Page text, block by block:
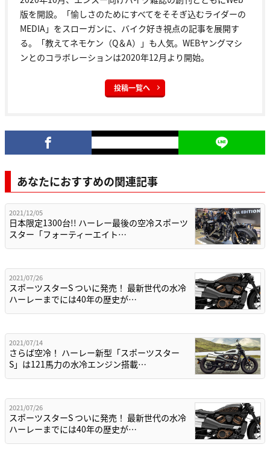
版を開設。「愉しさのためにすべてをそそぎ込むライダーの
MEDIA」をスローガンに、バイク好き視点の記事を展開す
る。「教えてネモケン（Q＆A）」も人気。WEBヤングマシ
ンとのコラボレーションは2020年12月より開始。
投稿一覧へ
あなたにおすすめの関連記事
2021/12/05
日本限定1300台!! ハーレー最後の空冷スポーツ
スター「フォーティーエイト…
2021/07/26
スポーツスターS ついに発売！ 最新世代の水冷
ハーレーまでには40年の歴史が…
2021/07/14
さらば空冷！ ハーレー新型「スポーツスター
S」は121馬力の水冷エンジン搭載…
2021/07/26
スポーツスターS ついに発売！ 最新世代の水冷
ハーレーまでには40年の歴史が…